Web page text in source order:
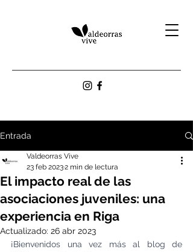
Entrada
El impacto real de las
asociaciones juveniles: una
experiencia en Riga
Valdeorras Vive
23 feb 20232 min de lectura
Actualizado: 26 abr 2023
¡Bienvenidos una vez más al blog de